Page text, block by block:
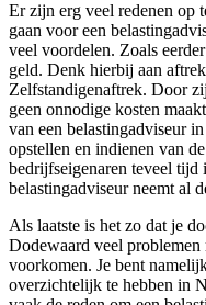
Er zijn erg veel redenen op
gaan voor een
veel voordelen. Zoals
geld. Denk hierbij aan
Zelfstandigenaftrek. Door
geen onnodige kosten
van een belastingadviseur
opstellen en indienen van
bedrijfseigenaren teveel
belastingadviseur neemt al
Als laatste is het zo dat je
Dodewaard veel
voorkomen. Je bent
overzichtelijk te hebben in